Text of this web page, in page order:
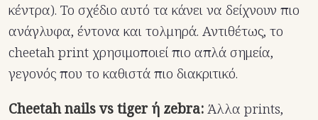
κέντρα). Το σχέδιο αυτό τα κάνει να δείχνουν πιο
ανάγλυφα, έντονα και τολμηρά. Αντιθέτως, το
cheetah print χρησιμοποιεί πιο απλά σημεία,
γεγονός που το καθιστά πιο διακριτικό.
Cheetah nails vs tiger ή zebra:Άλλα prints,